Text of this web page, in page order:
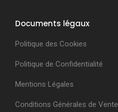
Documents légaux
Politique des Cookies
Politique de Confidentialité
Mentions Légales
Conditions Générales de Vente